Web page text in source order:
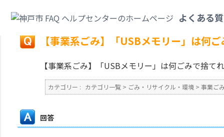
よくある
戻る
【事業系ごみ】「USBメモリー」は何
【事業系ごみ】「USBメモリー」は何ごみで捨て
カテゴリー : カテゴリ一覧 > ごみ・リサイクル・環境 > 事業ご
回答